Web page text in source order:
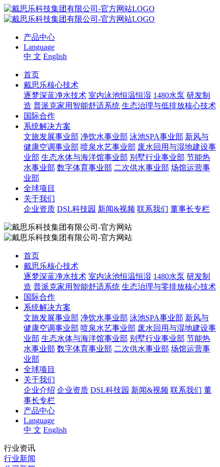
产品中心
Language
中 文 English
首页
戴思乐核心技术
逐梦深蓝净水技术 室内泳池恒温恒湿 1480水泵 研发制
造 普派克家用智能舒适系统 生态治理与低排放核心技术
国际合作
系统解决方案
文旅发展事业部 净饮水事业部 泳池SPA事业部 新风与
健康空调事业部 喷泉水艺事业部 废水回用与湿地建设事
业部 生态水体与海洋馆事业部 别墅行业事业部 节能热
水事业部 数字体育事业部 二次供水事业部 场馆运营事
业部
全球项目
关于我们
企业资质 DSL科技园 新闻&视频 联系我们 董事长专栏
首页
戴思乐核心技术
逐梦深蓝净水技术 室内泳池恒温恒湿 1480水泵 研发制
造 普派克家用智能舒适系统 生态治理与零排放核心技术
国际合作
系统解决方案
文旅发展事业部 净饮水事业部 泳池SPA事业部 新风与
健康空调事业部 喷泉水艺事业部 废水回用与湿地建设事
业部 生态水体与海洋馆事业部 别墅行业事业部 节能热
水事业部 数字体育事业部 二次供水事业部 场馆运营事
业部
全球项目
关于我们
企业介绍 企业资质 DSL科技园 新闻&视频 联系我们 董
事长专栏
产品中心
Language
中 文 English
行业资讯
行业新闻